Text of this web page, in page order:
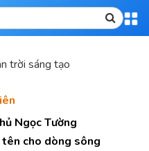
trời sáng tạo
Ngọc Tường
cho dòng sông